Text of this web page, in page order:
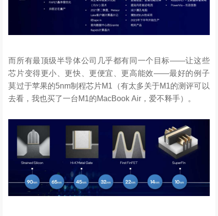
而所有最顶级半导体公司几乎都有同一个目标——让这些
芯片变得更小、更快、更便宜、更高能效——最好的例子
莫过于苹果的5nm制程芯片M1（有太多关于M1的测评可以
去看，我也买了一台M1的MacBook Air，爱不释手）。